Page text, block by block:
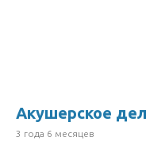
Акушерское
3 года 6 месяцев